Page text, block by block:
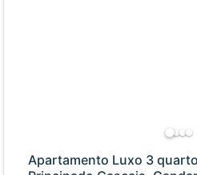
Apartamento Luxo 3